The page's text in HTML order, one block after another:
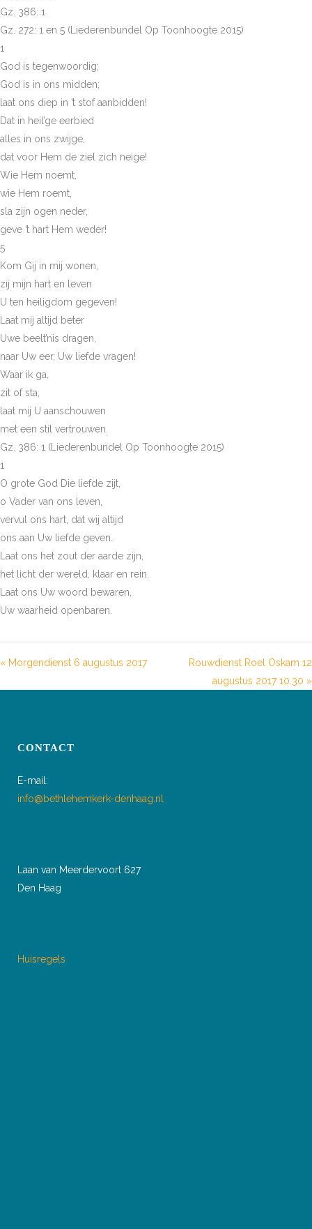
Gz. 386: 1
Gz. 272: 1 en 5 (Liederenbundel Op Toonhoogte 2015)
1
God is tegenwoordig;
God is in ons midden;
laat ons diep in ’t stof aanbidden!
Dat in heil’ge eerbied
alles in ons zwijge,
dat voor Hem de ziel zich neige!
Wie Hem noemt,
wie Hem roemt,
sla zijn ogen neder,
geve ’t hart Hem weder!
5
Kom Gij in mij wonen,
zij mijn hart en leven
U ten heiligdom gegeven!
Laat mij altijd beter
Uwe beelt’nis dragen,
naar Uw eer, Uw liefde vragen!
Waar ik ga,
zit of sta,
laat mij U aanschouwen
met een stil vertrouwen.
Gz. 386: 1 (Liederenbundel Op Toonhoogte 2015)
1
O grote God Die liefde zijt,
o Vader van ons leven,
vervul ons hart, dat wij altijd
ons aan Uw liefde geven.
Laat ons het zout der aarde zijn,
het licht der wereld, klaar en rein.
Laat ons Uw woord bewaren,
Uw waarheid openbaren.
« Morgendienst 6 augustus 2017
Rouwdienst Roel Oskam 12
augustus 2017 10.30 »
CONTACT
E-mail:
info@bethlehemkerk-denhaag.nl
Laan van Meerdervoort 627
Den Haag
Huisregels